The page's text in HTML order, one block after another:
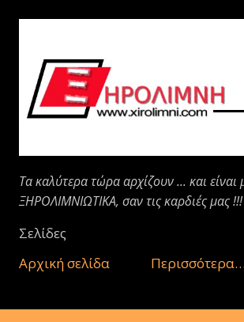
Μετάβαση στο κύριο
Τα καλύτερα τώρα αρχίζουν ... και είναι
ΞΗΡΟΛΙΜΝΙΩΤΙΚΑ, σαν τις καρδιές μας !!!
Σελίδες
Αρχική σελίδα
Περισσότερα…